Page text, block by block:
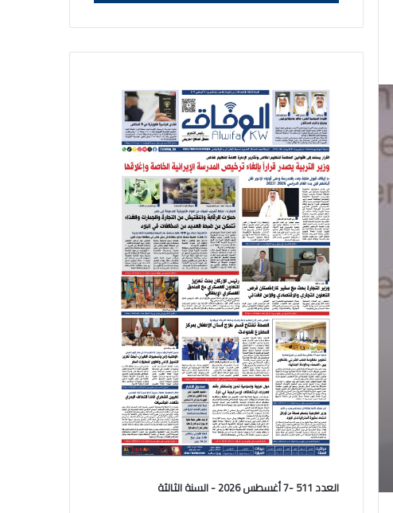
العدد 511 -7 أغسطس 2026 - السنة الثالثة